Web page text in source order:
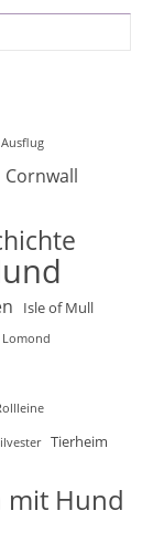
Ausflug
Cornwall
Isle of Mull
Lomond
Tierheim
mit Hund